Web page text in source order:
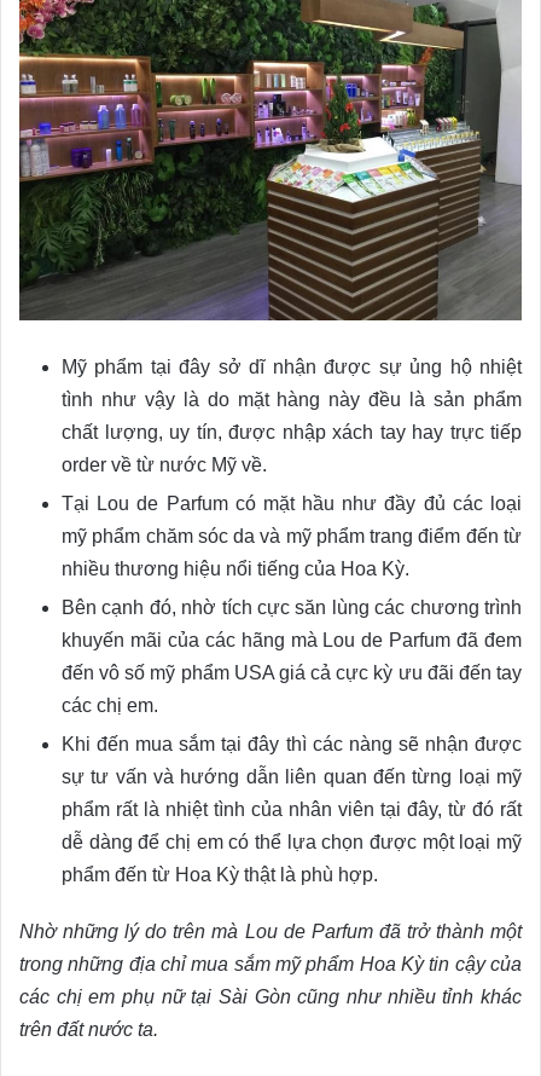
Mỹ phẩm tại đây sở dĩ nhận được sự ủng hộ nhiệt
tình như vậy là do mặt hàng này đều là sản phẩm
chất lượng, uy tín, được nhập xách tay hay trực tiếp
order về từ nước Mỹ về.
Tại Lou de Parfum có mặt hầu như đầy đủ các loại
mỹ phẩm chăm sóc da và mỹ phẩm trang điểm đến từ
nhiều thương hiệu nổi tiếng của Hoa Kỳ.
Bên cạnh đó, nhờ tích cực săn lùng các chương trình
khuyến mãi của các hãng mà Lou de Parfum đã đem
đến vô số mỹ phẩm USA giá cả cực kỳ ưu đãi đến tay
các chị em.
Khi đến mua sắm tại đây thì các nàng sẽ nhận được
sự tư vấn và hướng dẫn liên quan đến từng loại mỹ
phẩm rất là nhiệt tình của nhân viên tại đây, từ đó rất
dễ dàng để chị em có thể lựa chọn được một loại mỹ
phẩm đến từ Hoa Kỳ thật là phù hợp.
Nhờ những lý do trên mà Lou de Parfum đã trở thành một
trong những địa chỉ mua sắm mỹ phẩm Hoa Kỳ tin cậy của
các chị em phụ nữ tại Sài Gòn cũng như nhiều tỉnh khác
trên đất nước ta.